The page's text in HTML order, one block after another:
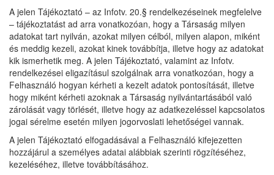
A jelen Tájékoztató – az Infotv. 20.§ rendelkezéseinek megfelelve
– tájékoztatást ad arra vonatkozóan, hogy a Társaság milyen
adatokat tart nyilván, azokat milyen célból, milyen alapon, miként
és meddig kezeli, azokat kinek továbbítja, illetve hogy az adatokat
kik ismerhetik meg. A jelen Tájékoztató, valamint az Infotv.
rendelkezései eligazításul szolgálnak arra vonatkozóan, hogy a
Felhasználó hogyan kérheti a kezelt adatok pontosítását, illetve
hogy miként kérheti azoknak a Társaság nyilvántartásából való
zárolását vagy törlését, illetve hogy az adatkezeléssel kapcsolatos
jogai sérelme esetén milyen jogorvoslati lehetőségei vannak.
A jelen Tájékoztató elfogadásával a Felhasználó kifejezetten
hozzájárul a személyes adatai alábbiak szerinti rögzítéséhez,
kezeléséhez, illetve továbbításához.